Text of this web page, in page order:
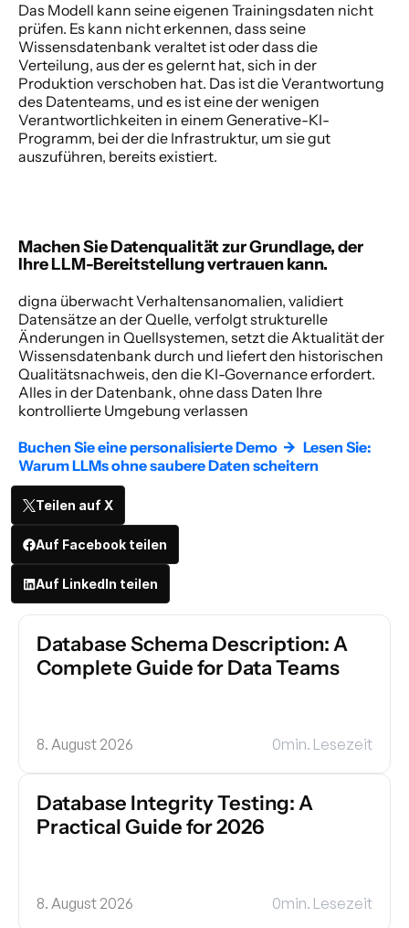
Das Modell kann seine eigenen Trainingsdaten nicht
prüfen. Es kann nicht erkennen, dass seine
Wissensdatenbank veraltet ist oder dass die
Verteilung, aus der es gelernt hat, sich in der
Produktion verschoben hat. Das ist die Verantwortung
des Datenteams, und es ist eine der wenigen
Verantwortlichkeiten in einem Generative-KI-
Programm, bei der die Infrastruktur, um sie gut
auszuführen, bereits existiert.
Machen Sie Datenqualität zur Grundlage, der
Ihre LLM-Bereitstellung vertrauen kann.
digna überwacht Verhaltensanomalien, validiert
Datensätze an der Quelle, verfolgt strukturelle
Änderungen in Quellsystemen, setzt die Aktualität der
Wissensdatenbank durch und liefert den historischen
Qualitätsnachweis, den die KI-Governance erfordert.
Alles in der Datenbank, ohne dass Daten Ihre
kontrollierte Umgebung verlassen
Buchen Sie eine personalisierte Demo  → Lesen Sie:
Warum LLMs ohne saubere Daten scheitern
Teilen auf X
Auf Facebook teilen
Auf LinkedIn teilen
Database Schema Description: A
Complete Guide for Data Teams
8. August 2026 0min. Lesezeit
Database Integrity Testing: A
Practical Guide for 2026
8. August 2026 0min. Lesezeit